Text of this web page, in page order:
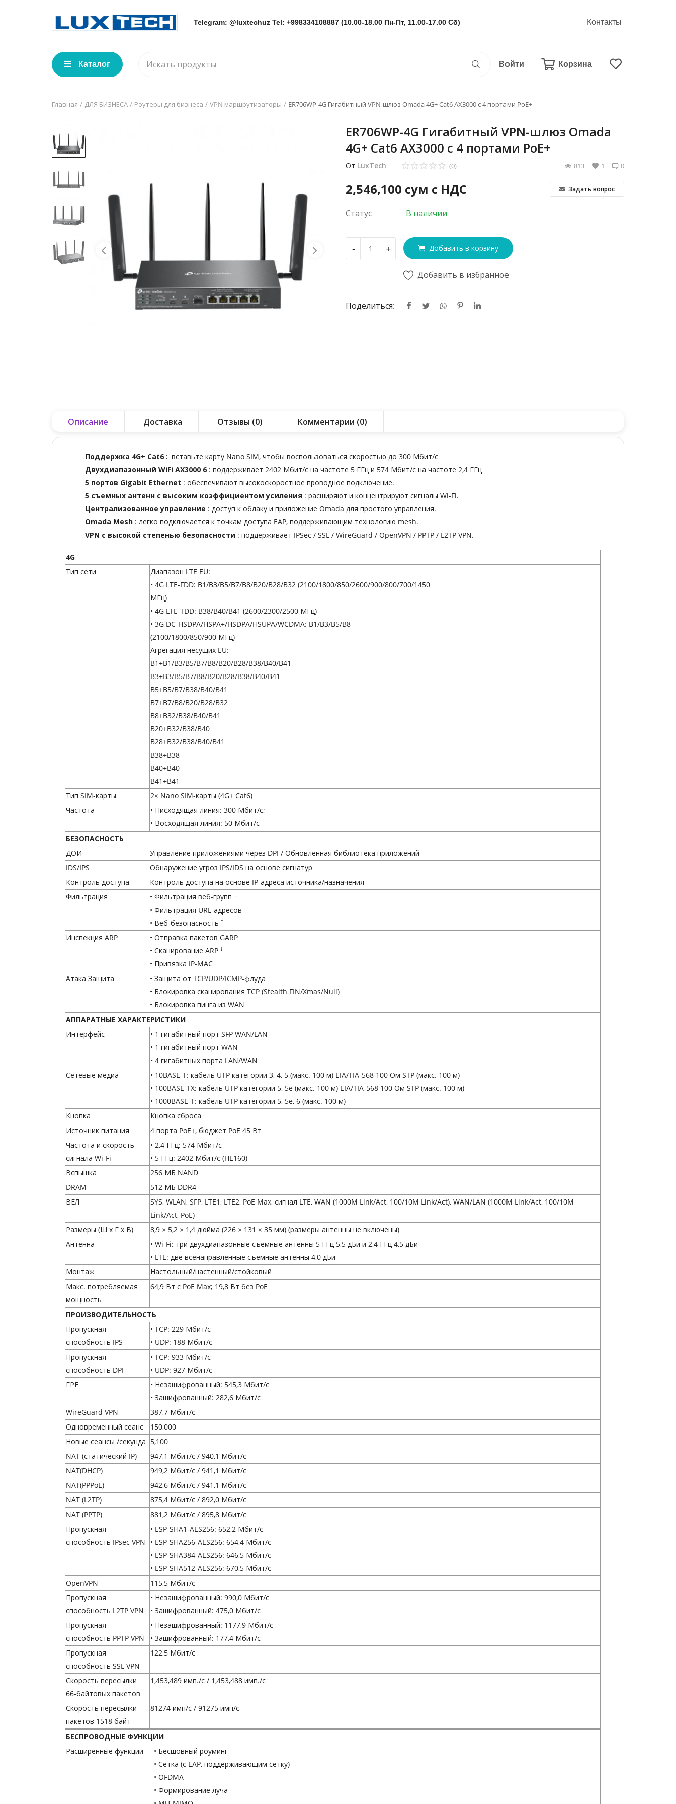
Telegram: @luxtechuz Tel: +998334108887 (10.00-18.00 Пн-Пт, 11.00-17.00 Сб) Контакты
Каталог Войти Корзина
Главная ДЛЯ БИЗНЕСА Роутеры для бизнеса VPN маршрутизаторы ER706WP-4G Гигабитный VPN-шлюз Omada 4G+ Cat6 AX3000 с 4 портами PoE+
ER706WP-4G Гигабитный VPN-шлюз Omada
4G+ Cat6 AX3000 с 4 портами PoE+
От LuxTech 0
(0) 1
813
2,546,100 сум с НДС Задать вопрос
Статус В наличии
- + Добавить в корзину
Добавить в избранное
Поделиться:
Описание Доставка Отзывы (0) Комментарии (0)
Поддержка 4G+ Cat6 : вставьте карту Nano SIM, чтобы воспользоваться скоростью до 300 Мбит/с
Двухдиапазонный WiFi AX3000 6 : поддерживает 2402 Мбит/с на частоте 5 ГГц и 574 Мбит/с на частоте 2,4 ГГц
5 портов Gigabit Ethernet : обеспечивают высокоскоростное проводное подключение.
5 съемных антенн с высоким коэффициентом усиления : расширяют и концентрируют сигналы Wi-Fi.
Централизованное управление : доступ к облаку и приложение Omada для простого управления.
Omada Mesh : легко подключается к точкам доступа EAP, поддерживающим технологию mesh.
VPN с высокой степенью безопасности : поддерживает IPSec / SSL / WireGuard / OpenVPN / PPTP / L2TP VPN.
4G
Тип сети
Диапазон LTE EU:
• 4G LTE-FDD: B1/B3/B5/B7/B8/B20/B28/B32 (2100/1800/850/2600/900/800/700/1450
МГц)
• 4G LTE-TDD: B38/B40/B41 (2600/2300/2500 МГц)
• 3G DC-HSDPA/HSPA+/HSDPA/HSUPA/WCDMA: B1/B3/B5/B8
(2100/1800/850/900 МГц)
Агрегация несущих EU:
B1+B1/B3/B5/B7/B8/B20/B28/B38/B40/B41
B3+B3/B5/B7/B8/B20/B28/B38/B40/B41
B5+B5/B7/B38/B40/B41
B7+B7/B8/B20/B28/B32
B8+B32/B38/B40/B41
B20+B32/B38/B40
B28+B32/B38/B40/B41
B38+B38
B40+B40
B41+B41
Тип SIM-карты
2× Nano SIM-карты (4G+ Cat6)
Частота
• Нисходящая линия: 300 Мбит/с;
• Восходящая линия: 50 Мбит/с
БЕЗОПАСНОСТЬ
ДОИ
Управление приложениями через DPI / Обновленная библиотека приложений
IDS/IPS
Обнаружение угроз IPS/IDS на основе сигнатур
Контроль доступа
Контроль доступа на основе IP-адреса источника/назначения
Фильтрация
• Фильтрация веб-групп †
• Фильтрация URL-адресов
• Веб-безопасность †
Инспекция ARP
• Отправка пакетов GARP
• Сканирование ARP †
• Привязка IP-MAC
Атака Защита
• Защита от TCP/UDP/ICMP-флуда
• Блокировка сканирования TCP (Stealth FIN/Xmas/Null)
• Блокировка пинга из WAN
АППАРАТНЫЕ ХАРАКТЕРИСТИКИ
Интерфейс
• 1 гигабитный порт SFP WAN/LAN
• 1 гигабитный порт WAN
• 4 гигабитных порта LAN/WAN
Сетевые медиа
• 10BASE-T: кабель UTP категории 3, 4, 5 (макс. 100 м) EIA/TIA-568 100 Ом STP (макс. 100 м)
• 100BASE-TX: кабель UTP категории 5, 5e (макс. 100 м) EIA/TIA-568 100 Ом STP (макс. 100 м)
• 1000BASE-T: кабель UTP категории 5, 5e, 6 (макс. 100 м)
Кнопка
Кнопка сброса
Источник питания
4 порта PoE+, бюджет PoE 45 Вт
Частота и скорость
сигнала Wi-Fi
• 2,4 ГГц: 574 Мбит/с
• 5 ГГц: 2402 Мбит/с (HE160)
Вспышка
256 МБ NAND
DRAM
512 МБ DDR4
ВЕЛ
SYS, WLAN, SFP, LTE1, LTE2, PoE Max, сигнал LTE, WAN (1000M Link/Act, 100/10M Link/Act), WAN/LAN (1000M Link/Act, 100/10M
Link/Act, PoE)
Размеры (Ш x Г x В)
8,9 × 5,2 × 1,4 дюйма (226 × 131 × 35 мм) (размеры антенны не включены)
Антенна
• Wi-Fi: три двухдиапазонные съемные антенны 5 ГГц 5,5 дБи и 2,4 ГГц 4,5 дБи
• LTE: две всенаправленные съемные антенны 4,0 дБи
Монтаж
Настольный/настенный/стойковый
Макс. потребляемая
мощность
64,9 Вт с PoE Max; 19,8 Вт без PoE
ПРОИЗВОДИТЕЛЬНОСТЬ
Пропускная
способность IPS
• TCP: 229 Мбит/с
• UDP: 188 Мбит/с
Пропускная
способность DPI
• TCP: 933 Мбит/с
• UDP: 927 Мбит/с
ГРЕ
• Незашифрованный: 545,3 Мбит/с
• Зашифрованный: 282,6 Мбит/с
WireGuard VPN
387,7 Мбит/с
Одновременный сеанс
150,000
Новые сеансы /секунда 5,100
NAT (статический IP)
947,1 Мбит/с / 940,1 Мбит/с
NAT(DHCP)
949,2 Мбит/с / 941,1 Мбит/с
NAT(PPPoE)
942,6 Мбит/с / 941,1 Мбит/с
NAT (L2TP)
875,4 Мбит/с / 892,0 Мбит/с
NAT (PPTP)
881,2 Мбит/с / 895,8 Мбит/с
Пропускная
способность IPsec VPN
• ESP-SHA1-AES256: 652,2 Мбит/с
• ESP-SHA256-AES256: 654,4 Мбит/с
• ESP-SHA384-AES256: 646,5 Мбит/с
• ESP-SHA512-AES256: 670,5 Мбит/с
OpenVPN
115,5 Мбит/с
Пропускная
способность L2TP VPN
• Незашифрованный: 990,0 Мбит/с
• Зашифрованный: 475,0 Мбит/с
Пропускная
способность PPTP VPN
• Незашифрованный: 1177,9 Мбит/с
• Зашифрованный: 177,4 Мбит/с
Пропускная
способность SSL VPN
122,5 Мбит/с
Скорость пересылки
66-байтовых пакетов
1,453,489 имп./с / 1,453,488 имп./с
Скорость пересылки
пакетов 1518 байт
81274 имп/с / 91275 имп/с
БЕСПРОВОДНЫЕ ФУНКЦИИ
Расширенные функции
• Бесшовный роуминг
• Сетка (с EAP, поддерживающим сетку)
• OFDMA
• Формирование луча